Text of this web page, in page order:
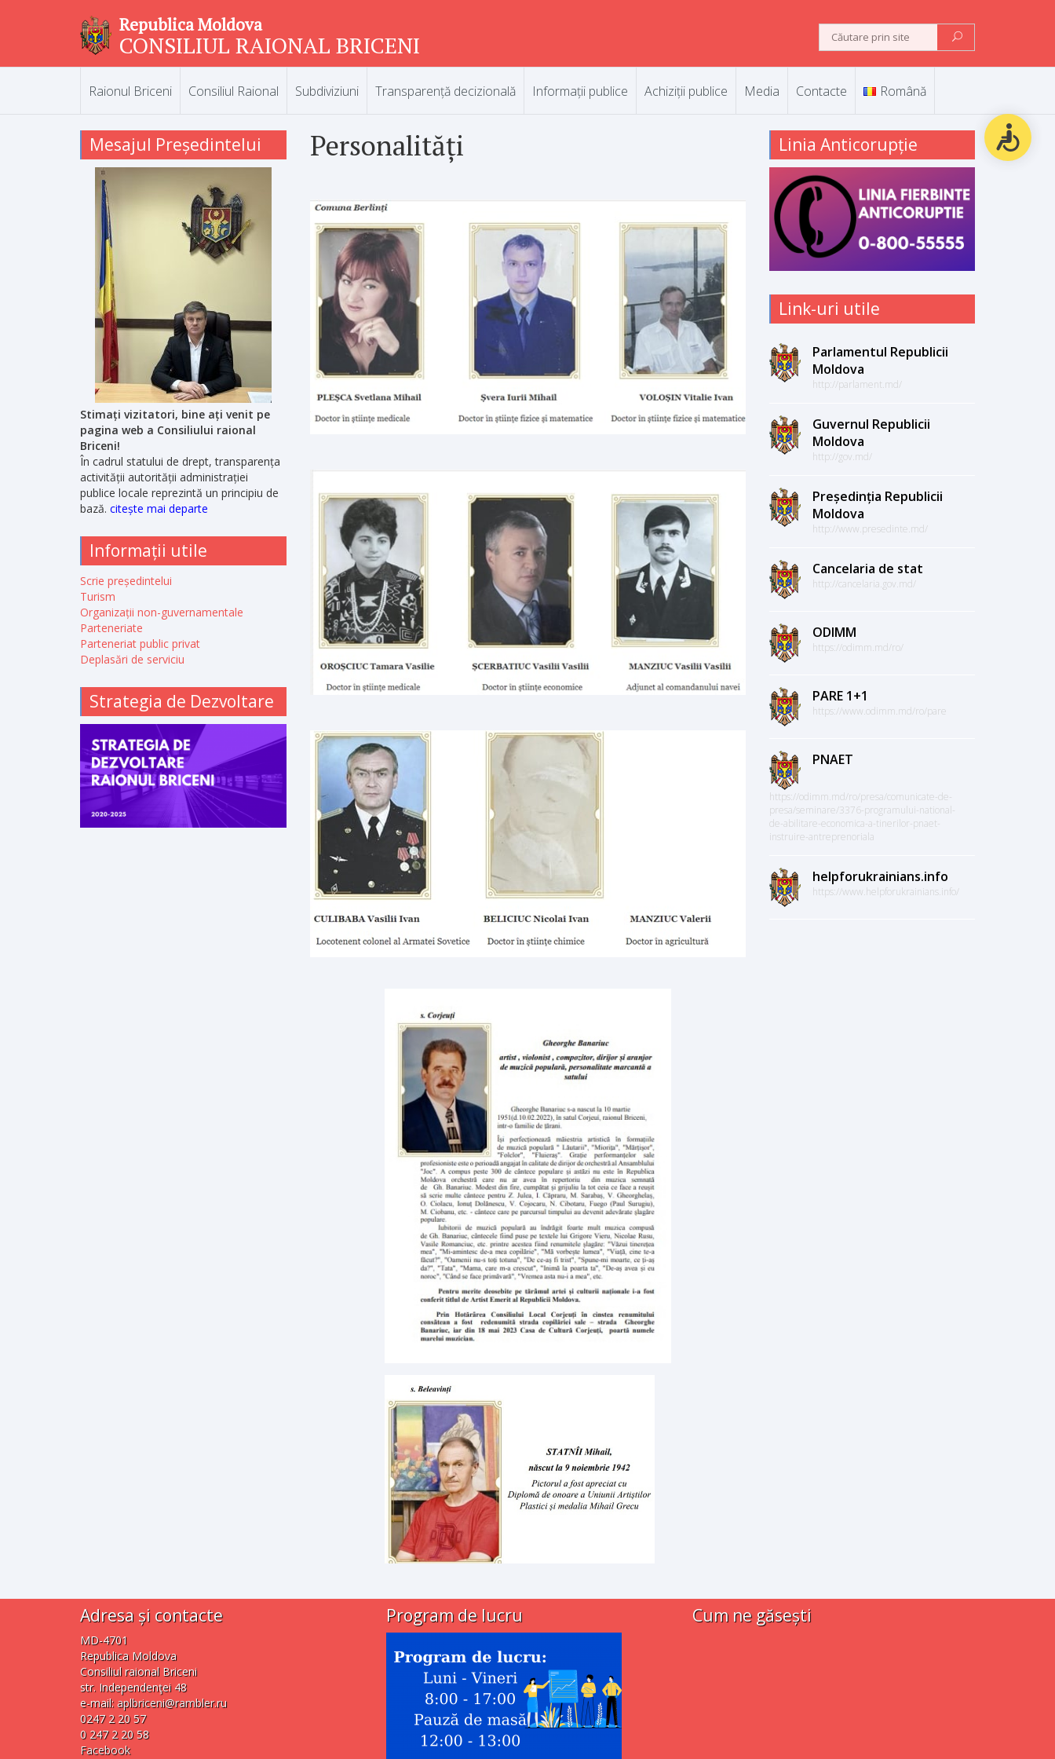
Republica Moldova
CONSILIUL RAIONAL BRICENI
Raionul Briceni Consiliul Raional Subdiviziuni Transparență decizională Informații publice Achiziții publice Media Contacte Română
Mesajul Președintelui
Stimați vizitatori, bine ați venit pe
pagina web a Consiliului raional
Briceni!
În cadrul statului de drept, transparența
activității autorității administrației
publice locale reprezintă un principiu de
bază. citește mai departe
Informații utile
Scrie președintelui
Turism
Organizații non-guvernamentale
Parteneriate
Parteneriat public privat
Deplasări de serviciu
Strategia de Dezvoltare
Personalități Linia Anticorupție
Link-uri utile
Parlamentul Republicii
Moldova
http://parlament.md/
Guvernul Republicii
Moldova
http://gov.md/
Președinția Republicii
Moldova
http://www.presedinte.md/
Cancelaria de stat
http://cancelaria.gov.md/
ODIMM
https://odimm.md/ro/
PARE 1+1
https://www.odimm.md/ro/pare
PNAET
https://odimm.md/ro/presa/comunicate-de-
presa/seminare/3376-programului-national-
de-abilitare-economica-a-tinerilor-pnaet-
instruire-antreprenoriala
helpforukrainians.info
https://www.helpforukrainians.info/
Adresa și contacte
MD-4701
Republica Moldova
Consiliul raional Briceni
str. Independenţei 48
e-mail: aplbriceni@rambler.ru
0247 2 20 57
0 247 2 20 58
Facebook
Program de lucru Cum ne găsești